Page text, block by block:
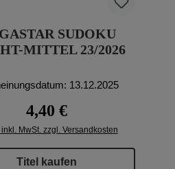
SUDOKU
MITTEL 23/2026
13.12.2025
Regulärer Preis:
4,40 €
MwSt. zzgl. Versandkosten
Titel kaufen